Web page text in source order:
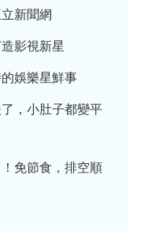
新聞網
影視新星
娛樂星鮮事
，小肚子都變平
免節食，排空順